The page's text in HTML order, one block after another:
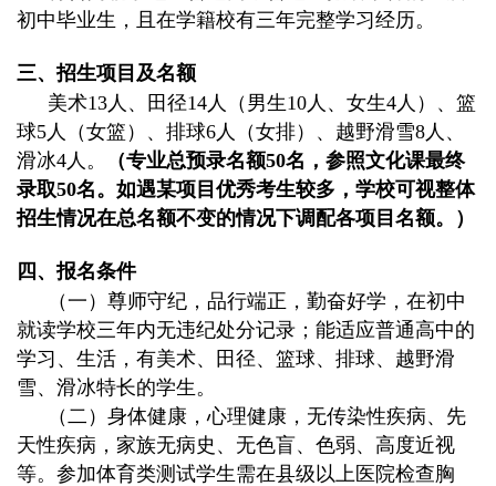
初中毕业生，且在学籍校有三年完整学习经历。
三、招生项目及名额
美术13人、田径14人（男生10人、女生4人）、篮
球5人（女篮）、排球6人（女排）、越野滑雪8人、
滑冰4人。 （专业总预录名额50名，参照文化课最终
录取50名。如遇某项目优秀考生较多，学校可视整体
招生情况在总名额不变的情况下调配各项目名额。）
四、报名条件
（一）尊师守纪，品行端正，勤奋好学，在初中
就读学校三年内无违纪处分记录；能适应普通高中的
学习、生活，有美术、田径、篮球、排球、越野滑
雪、滑冰特长的学生。
（二）身体健康，心理健康，无传染性疾病、先
天性疾病，家族无病史、无色盲、色弱、高度近视
等。参加体育类测试学生需在县级以上医院检查胸